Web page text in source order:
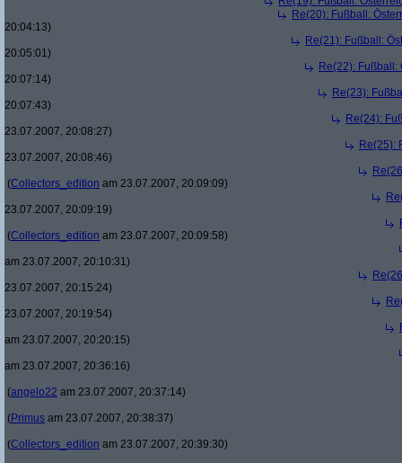
Re(20): Fußball:
20:04:13)
Re(21): Fußball:
20:05:01)
Re(22): Fußball:
20:07:14)
Re(23):
20:07:43)
Re(24):
23.07.2007, 20:08:27)
Re(25):
23.07.2007, 20:08:46)
(Collectors_edition am 23.07.2007, 20:09:09)
23.07.2007, 20:09:19)
(Collectors_edition am 23.07.2007, 20:09:58)
am 23.07.2007, 20:10:31)
23.07.2007, 20:15:24)
23.07.2007, 20:19:54)
am 23.07.2007, 20:20:15)
am 23.07.2007, 20:36:16)
(angelo22 am 23.07.2007, 20:37:14)
(Primus am 23.07.2007, 20:38:37)
(Collectors_edition am 23.07.2007, 20:39:30)